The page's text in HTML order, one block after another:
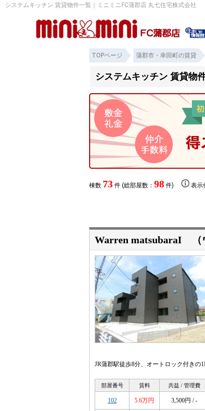
システムキッチン 賃貸物件一覧｜ミニミニFC蒲郡店 丸七住宅株式会社
TOPページ 蒲郡市・幸田町の賃貸
システムキッチン 賃貸物
棟数 73 件 (総部屋数： 98 件) 表
Warren matsubaraI （
JR蒲郡駅徒歩8分、オートロック付きの
部屋番号 賃料 共益 / 管理費
102 5.6万円 3,500円 / -